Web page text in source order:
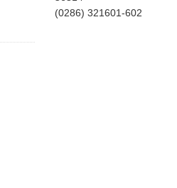
(0286) 321601-602